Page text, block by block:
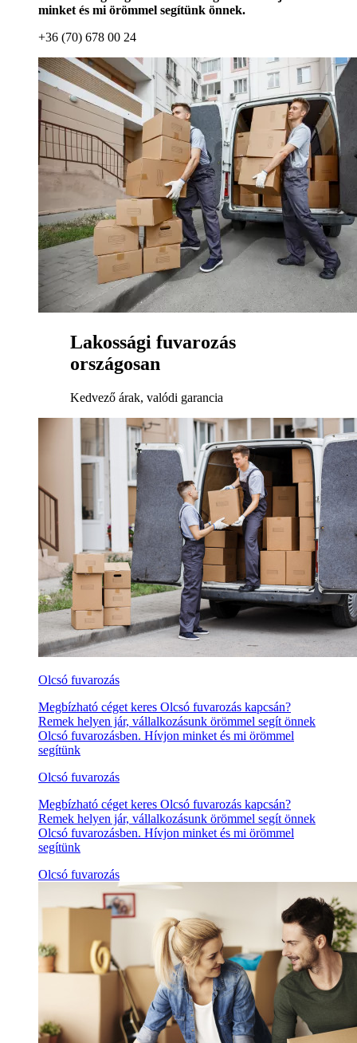
minket és mi örömmel segítünk önnek.
+36 (70) 678 00 24
Lakossági fuvarozás
országosan
Kedvező árak, valódi garancia
Olcsó fuvarozás
Megbízható céget keres Olcsó fuvarozás kapcsán?
Remek helyen jár, vállalkozásunk örömmel segít önnek
Olcsó fuvarozásben. Hívjon minket és mi örömmel
segítünk
Olcsó fuvarozás
Megbízható céget keres Olcsó fuvarozás kapcsán?
Remek helyen jár, vállalkozásunk örömmel segít önnek
Olcsó fuvarozásben. Hívjon minket és mi örömmel
segítünk
Olcsó fuvarozás